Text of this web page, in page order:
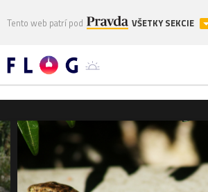
Tento web patrí pod VŠETKY SEKCIE